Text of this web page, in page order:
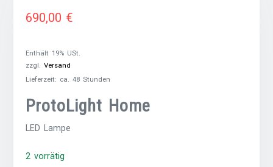
690,00 €
Enthält 19% USt.
zzgl.Versand
Lieferzeit: ca. 48 Stunden
ProtoLight Home
LED Lampe
2 vorrätig